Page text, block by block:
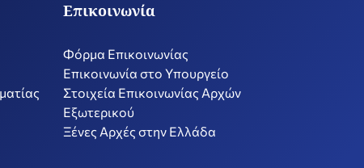
Επικοινωνία
Φόρμα Επικοινωνίας
Επικοινωνία στο Υπουργείο
Στοιχεία Επικοινωνίας Αρχών
Εξωτερικού
Ξένες Αρχές στην Ελλάδα